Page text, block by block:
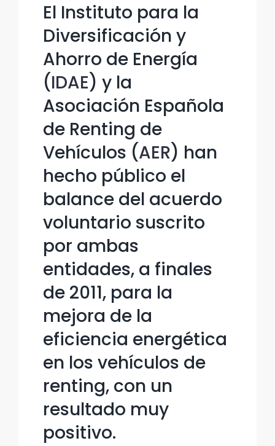
El Instituto para la
Diversificación y
Ahorro de Energía
(IDAE) y la
Asociación Española
de Renting de
Vehículos (AER) han
hecho público el
balance del acuerdo
voluntario suscrito
por ambas
entidades, a finales
de 2011, para la
mejora de la
eficiencia energética
en los vehículos de
renting, con un
resultado muy
positivo.